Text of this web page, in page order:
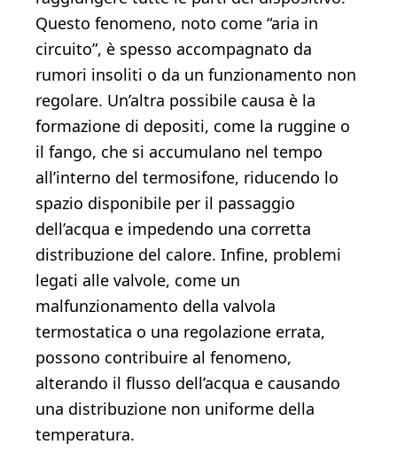
Questo fenomeno, noto come “aria in
circuito”, è spesso accompagnato da
rumori insoliti o da un funzionamento non
regolare. Un’altra possibile causa è la
formazione di depositi, come la ruggine o
il fango, che si accumulano nel tempo
all’interno del termosifone, riducendo lo
spazio disponibile per il passaggio
dell’acqua e impedendo una corretta
distribuzione del calore. Infine, problemi
legati alle valvole, come un
malfunzionamento della valvola
termostatica o una regolazione errata,
possono contribuire al fenomeno,
alterando il flusso dell’acqua e causando
una distribuzione non uniforme della
temperatura.